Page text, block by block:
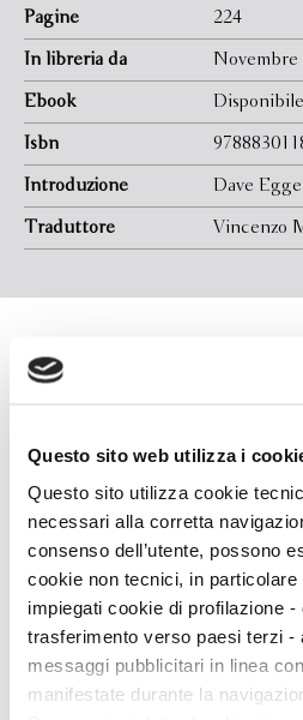
Questo sito web utilizza i
Questo sito utilizza cookie
necessari alla corretta
consenso dell’utente, possono
cookie non tecnici, in
impiegati cookie di profilazione
trasferimento verso paesi terzi -
messaggi pubblicitari in linea
manifestate durante la
Muovono il lettore lungo la storia,
complesso (ma non troppo
fine, quando scatta la molla e il
Pagine 224
In libreria da Novembre
Ebook Disponibile
Isbn
Introduzione Dave
Traduttore Vincenzo
Kurt Vonnegut
stato uno dei grandi maestri
americane moderne.
“il romanziere della
la sua opera un’intera
miasmi della guerra e
caratterizzato la seconda
secolo in America. Vonnegut
con la pubblicazione di
seguiti classici moderni